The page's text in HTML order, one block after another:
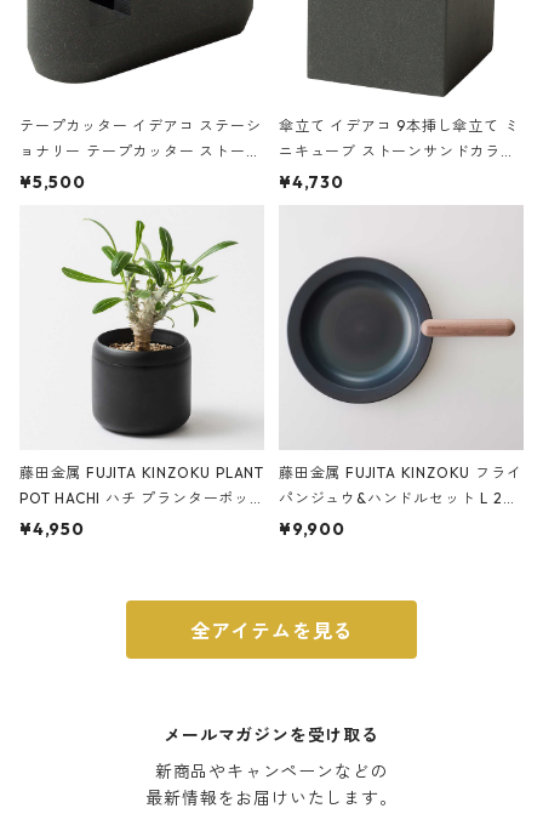
テープカッター イデアコ ステーシ
ョナリー テープカッター ストーン
サンドカラー 石調 ideaco Station
¥5,500
傘立て イデアコ 9本挿し傘立て ミ
ニキューブ ストーンサンドカラー
石調 ideaco Umbrella Stand CUB
E ストーンサンドブラック
¥4,730
藤田金属 FUJITA KINZOKU PLANT
POT HACHI ハチ プランターポッ
ト 3号 ブラック
¥4,950
藤田金属 FUJITA KINZOKU フライ
パンジュウ&ハンドルセット L 24c
m ガス火・IH対応 鉄フライパン
¥9,900
全アイテムを見る
メールマガジンを受け取る
新商品やキャンペーンなどの
最新情報をお届けいたします。